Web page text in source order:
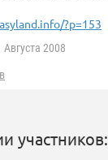
?p=153
Августа 2008
участников: